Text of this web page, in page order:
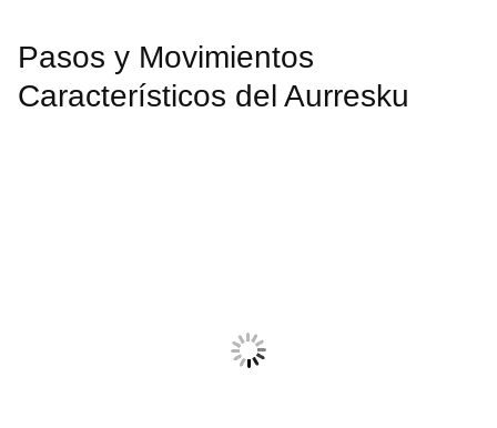
Pasos y Movimientos
Característicos del Aurresku